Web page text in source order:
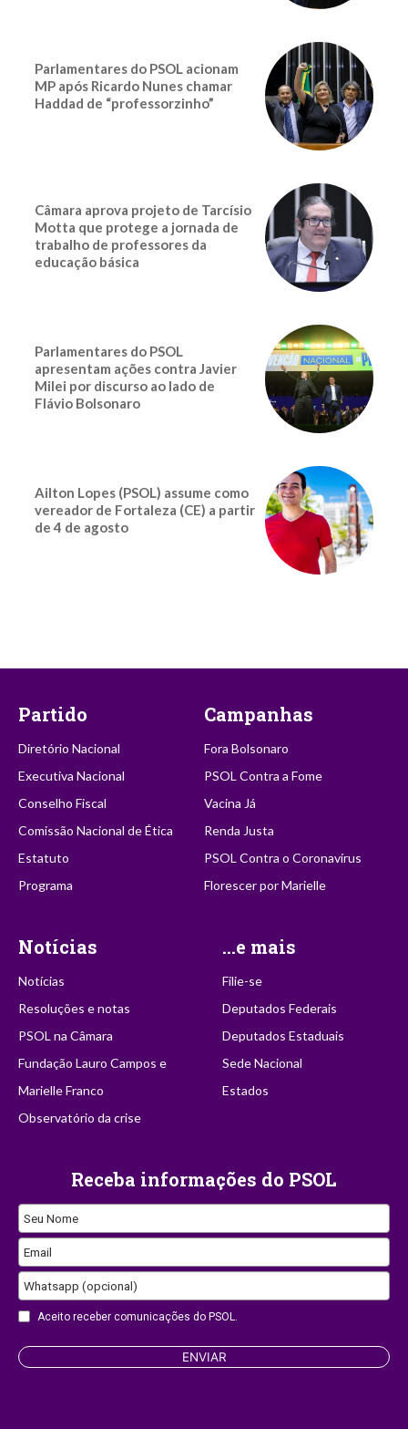
Parlamentares do PSOL acionam
MP após Ricardo Nunes chamar
Haddad de “professorzinho”
Câmara aprova projeto de Tarcísio
Motta que protege a jornada de
trabalho de professores da
educação básica
Parlamentares do PSOL
apresentam ações contra Javier
Milei por discurso ao lado de
Flávio Bolsonaro
Ailton Lopes (PSOL) assume como
vereador de Fortaleza (CE) a partir
de 4 de agosto
Partido
Diretório Nacional
Executiva Nacional
Conselho Fiscal
Comissão Nacional de Ética
Estatuto
Programa
Campanhas
Fora Bolsonaro
PSOL Contra a Fome
Vacina Já
Renda Justa
PSOL Contra o Coronavírus
Florescer por Marielle
Notícias
Notícias
Resoluções e notas
PSOL na Câmara
Fundação Lauro Campos e
Marielle Franco
Observatório da crise
...e mais
Filie-se
Deputados Federais
Deputados Estaduais
Sede Nacional
Estados
Receba informações do PSOL
Seu Nome
Email
Website
URL
Whatsapp (opcional)
Aceito receber comunicações do PSOL.
ENVIAR